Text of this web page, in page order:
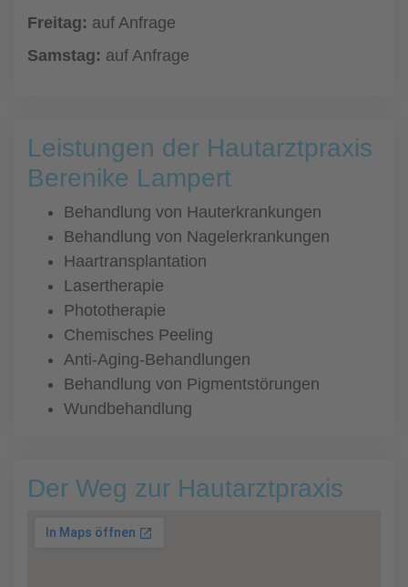
Freitag: auf Anfrage
Samstag: auf Anfrage
Leistungen der Hautarztpraxis
Berenike Lampert
Behandlung von Hauterkrankungen
Behandlung von Nagelerkrankungen
Haartransplantation
Lasertherapie
Phototherapie
Chemisches Peeling
Anti-Aging-Behandlungen
Behandlung von Pigmentstörungen
Wundbehandlung
Der Weg zur Hautarztpraxis